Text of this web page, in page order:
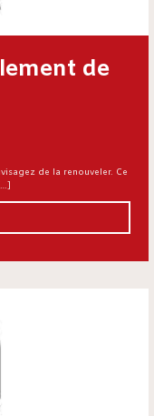
de
de la renouveler. Ce